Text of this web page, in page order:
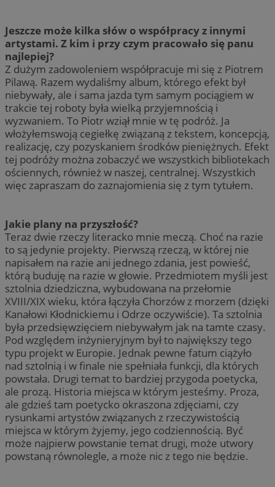
Jeszcze może kilka słów o współpracy z innymi
artystami. Z kim i przy czym pracowało się panu
najlepiej?
Z dużym zadowoleniem współpracuje mi się z Piotrem
Pilawą. Razem wydaliśmy album, którego efekt był
niebywały, ale i sama jazda tym samym pociągiem w
trakcie tej roboty była wielką przyjemnością i
wyzwaniem. To Piotr wziął mnie w tę podróż. Ja
włożyłemswoją cegiełkę związaną z tekstem, koncepcją,
realizację, czy pozyskaniem środków pieniężnych. Efekt
tej podróży można zobaczyć we wszystkich bibliotekach
ościennych, również w naszej, centralnej. Wszystkich
więc zapraszam do zaznajomienia się z tym tytułem.
Jakie plany na przyszłość?
Teraz dwie rzeczy literacko mnie meczą. Choć na razie
to są jedynie projekty. Pierwszą rzeczą, w której nie
napisałem na razie ani jednego zdania, jest powieść,
którą buduję na razie w głowie. Przedmiotem myśli jest
sztolnia dziedziczna, wybudowana na przełomie
XVIII/XIX wieku, która łączyła Chorzów z morzem (dzięki
Kanałowi Kłodnickiemu i Odrze oczywiście). Ta sztolnia
była przedsięwzięciem niebywałym jak na tamte czasy.
Pod względem inżynieryjnym był to największy tego
typu projekt w Europie. Jednak pewne fatum ciążyło
nad sztolnią i w finale nie spełniała funkcji, dla których
powstała. Drugi temat to bardziej przygoda poetycka,
ale prozą. Historia miejsca w którym jesteśmy. Proza,
ale gdzieś tam poetycko okraszona zdjęciami, czy
rysunkami artystów związanych z rzeczywistością
miejsca w którym żyjemy, jego codziennością. Być
może najpierw powstanie temat drugi, może utwory
powstaną równolegle, a może nic z tego nie będzie.